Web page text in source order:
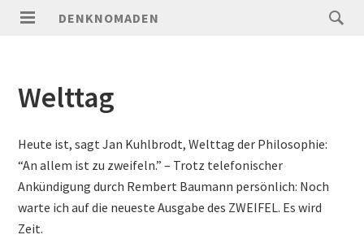
DENKNOMADEN
Welttag
Heute ist, sagt Jan Kuhlbrodt, Welttag der Philosophie:
“An allem ist zu zweifeln.” – Trotz telefonischer
Ankündigung durch Rembert Baumann persönlich: Noch
warte ich auf die neueste Ausgabe des ZWEIFEL. Es wird
Zeit.